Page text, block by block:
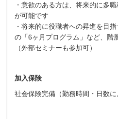
・意欲のある方は、将来的に多
が可能です
・将来的に役職者への昇進を目
の「6ヶ月プログラム」など、階
（外部セミナーも参加可）
加入保険
社会保険完備（勤務時間・日数に